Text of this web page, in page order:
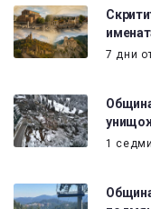
7 дни
1